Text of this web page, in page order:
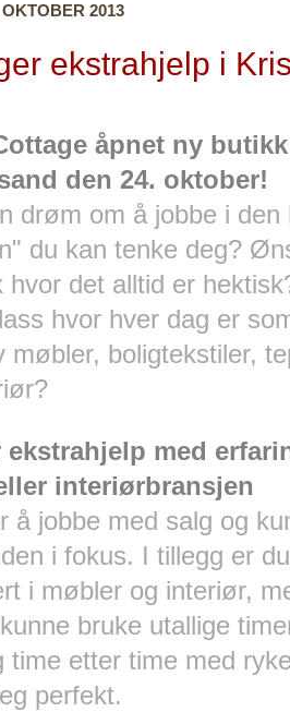
2013
ekstrahjelp i
åpnet ny
den 24. oktober!
drøm om å jobbe i
du kan tenke deg?
hvor det alltid er
hvor hver dag er
møbler, boligtekstiler,
ekstrahjelp med
interiørbransjen
å jobbe med salg og
i fokus. I tillegg er
i møbler og interiør,
bruke utallige
time etter time med
perfekt.